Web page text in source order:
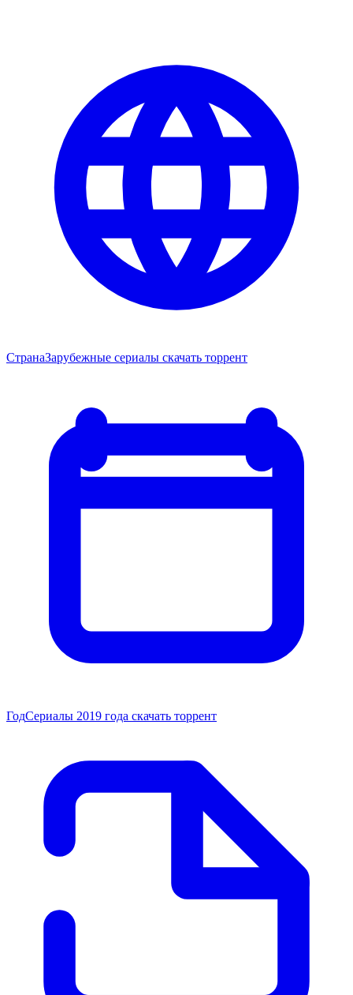
СтранаЗарубежные сериалы скачать торрент
ГодСериалы 2019 года скачать торрент